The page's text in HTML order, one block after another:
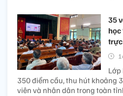
35
học
Lớp
350 điểm cầu, thu hút khoảng
viên và nhân dân trong toàn